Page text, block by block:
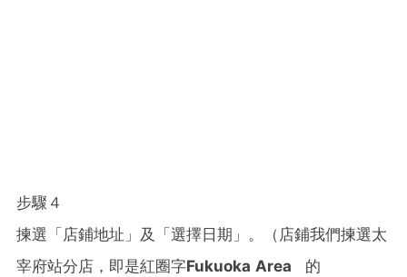
步驟４
揀選「店鋪地址」及「選擇日期」。（店鋪我們揀選太
宰府站分店，即是紅圈字Fukuoka Area 的